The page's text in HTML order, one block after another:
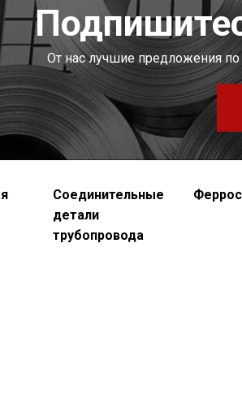
От нас лучшие предложения
Соединительные
детали
трубопровода